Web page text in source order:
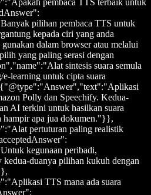
pembaca TTS terbaik untuk
pilihan pembaca TTS untuk
kepada ciri yang anda
dalam browser atau melalui
yang paling serasi dengan
sintesis suara semula
learning untuk cipta suara
Polly dan Speechify. Kedua-
AI terkini untuk hasilkan suara
hampir apa jua dokumen."}},
pertuturan paling realistik
kegunaan peribadi,
kedua-duanya pilihan kukuh dengan
TTS mana ada suara